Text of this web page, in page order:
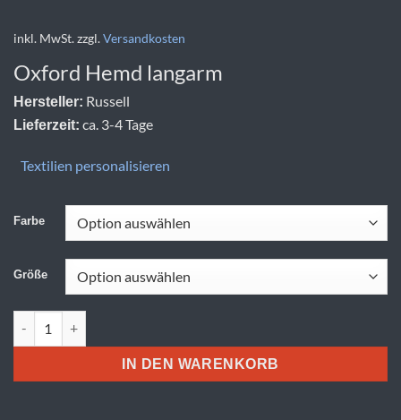
inkl. MwSt.zzgl.Versandkosten
Oxford Hemd langarm
Hersteller: Russell
Lieferzeit: ca. 3-4 Tage
Textilien personalisieren
Farbe
Größe
IN DEN WARENKORB